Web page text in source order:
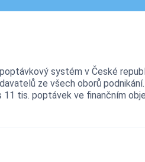
systém v České
ze všech oborů podnikání.
11 tis. poptávek ve finančním